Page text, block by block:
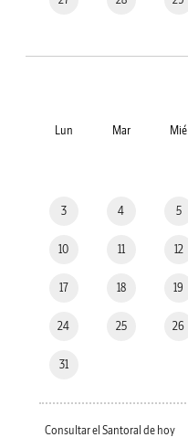
Lun Mar Mié
3 4 5
10 11 12
17 18 19
24 25 26
31
Consultar el Santoral de hoy